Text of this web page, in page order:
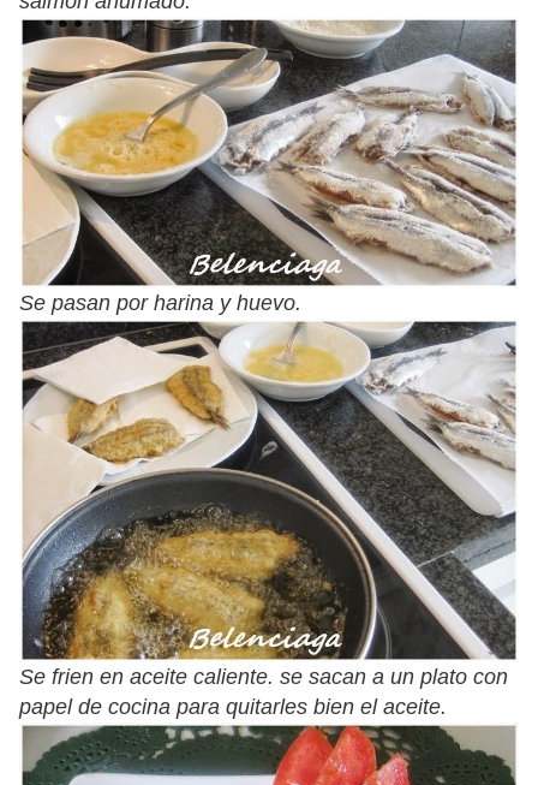
Se pasan por harina y huevo.
Se frien en aceite caliente. se sacan a un plato con
papel de cocina para quitarles bien el aceite.